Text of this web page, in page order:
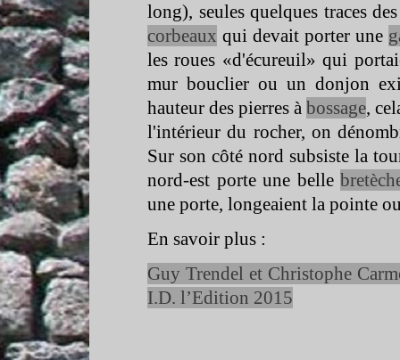
long), seules quelques traces
corbeaux qui devait porter une
les roues «d'écureuil» qui
mur bouclier ou un donjon
hauteur des pierres àbossage,
l'intérieur du rocher, on
Sur son côté nord subsiste la
nord-est porte une belle
une porte, longeaient la pointe
En savoir plus :
Guy Trendel et Christophe
I.D. l’Edition 2015